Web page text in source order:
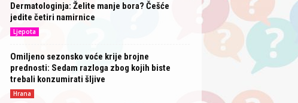
Dermatologinja: Želite manje bora? Češće
jedite četiri namirnice
Ljepota
Omiljeno sezonsko voće krije brojne
prednosti: Sedam razloga zbog kojih biste
trebali konzumirati šljive
Hrana